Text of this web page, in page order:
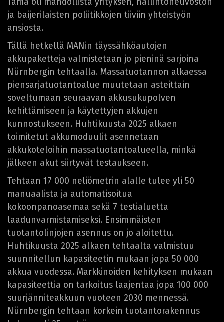
ja baijerilaisten poliitikkojen tiiviin yhteistyön
ansiosta.
Tällä hetkellä MANin täyssähköautojen
akkupaketteja valmistetaan jo pieninä sarjoina
Nürnbergin tehtaalla. Massatuotannon alkaessa
piensarjatuotantoalue muutetaan asteittain
soveltumaan seuraavan akkusukupolven
kehittämiseen ja käytettyjen akkujen
kunnostukseen. Huhtikuusta 2025 alkaen
toimitetut akkumoduulit asennetaan
akkukoteloihin massatuotantoalueella, minkä
jälkeen akut siirtyvät testaukseen.
Tehtaan 17 000 neliömetrin alalle tulee yli 50
manuaalista ja automatisoitua
kokoonpanoasemaa sekä 7 testialuetta
laadunvarmistamiseksi. Ensimmäisten
tuotantolinjojen asennus on jo aloitettu.
Huhtikuusta 2025 alkaen tehtaalta valmistuu
suunnitellun kapasiteetin mukaan jopa 50 000
akkua vuodessa. Markkinoiden kehityksen mukaan
kapasiteettia on tarkoitus laajentaa jopa 100 000
suurjänniteakkuun vuoteen 2030 mennessä.
Nürnbergin tehtaan korkein tuotantorakennus